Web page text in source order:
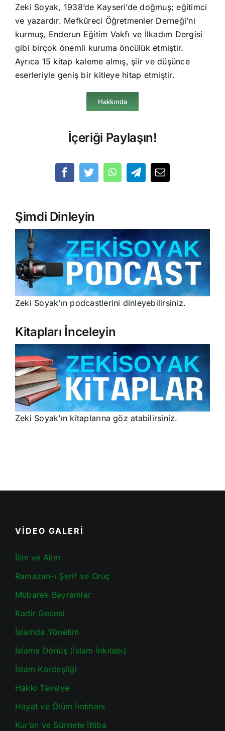
Zeki Soyak, 1938’de Kayseri’de doğmuş; eğitimci
ve yazardır. Mefkûreci Öğretmenler Derneği’ni
kurmuş, Enderun Eğitim Vakfı ve İlkadım Dergisi
gibi birçok önemli kuruma öncülük etmiştir.
Ayrıca 15 kitap kaleme almış, şiir ve düşünce
eserleriyle geniş bir kitleye hitap etmiştir.
Hakkında
İçeriği Paylaşın!
Şimdi Dinleyin
Zeki Soyak’ın podcastlerini dinleyebilirsiniz.
Kitapları İnceleyin
Zeki Soyak’ın kitaplarına göz atabilirsiniz.
VİDEO GALERİ
İlim ve Alim
Ramazan-ı Şerif ve Oruç
Mübarek Bayramlar
Kadir Gecesi
İslamda Yönetim
İslama Dönüş (İslam İnkılabı)
İslam Kardeşliği
Hakkı Tavsiye
Hayat ve Ölüm İmtihanı
Kur’an ve Sünnete İttiba